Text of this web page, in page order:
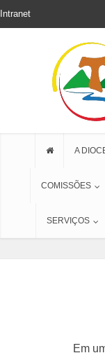
Intranet
A
COMISSÕES
SERVIÇOS
Em